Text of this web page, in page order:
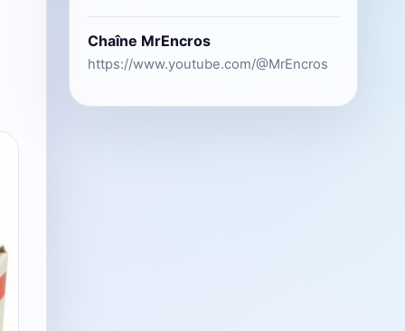
Chaîne MrEncros
https://www.youtube.com/@MrEncros